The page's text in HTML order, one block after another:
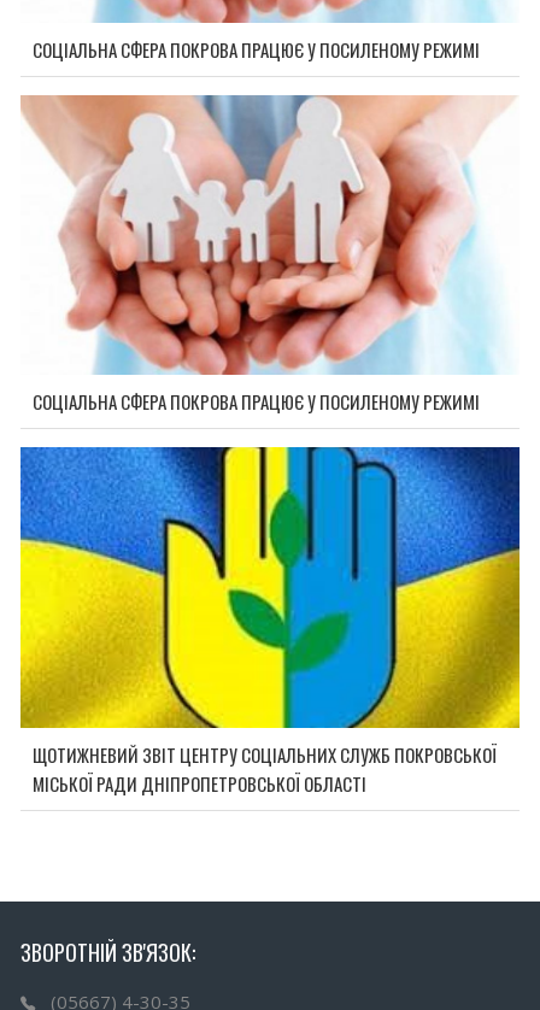
СОЦІАЛЬНА СФЕРА ПОКРОВА ПРАЦЮЄ У ПОСИЛЕНОМУ РЕЖИМІ
СОЦІАЛЬНА СФЕРА ПОКРОВА ПРАЦЮЄ У ПОСИЛЕНОМУ РЕЖИМІ
ЩОТИЖНЕВИЙ ЗВІТ ЦЕНТРУ СОЦІАЛЬНИХ СЛУЖБ ПОКРОВСЬКОЇ
МІСЬКОЇ РАДИ ДНІПРОПЕТРОВСЬКОЇ ОБЛАСТІ
ЗВОРОТНІЙ ЗВ'ЯЗОК:
(05667) 4-30-35